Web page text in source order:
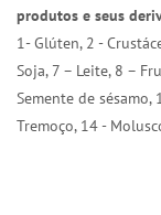
produtos e seus
1- Glúten, 2 -
Soja, 7 – Leite, 8 –
Semente de
Tremoço, 14 -